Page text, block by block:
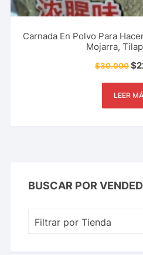
Carnada En Polvo Para
Mojarra,
$30.000$
LEER
BUSCAR POR
Filtrar por Tienda